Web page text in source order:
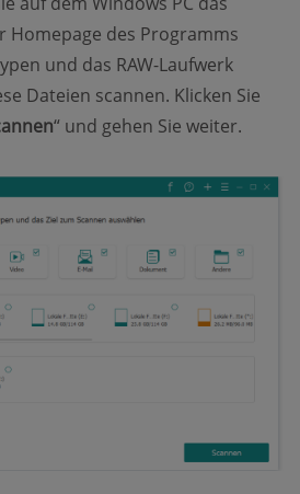
Homepage des Programms
und das RAW-Laufwerk
Dateien scannen. Klicken Sie
“ und gehen Sie weiter.